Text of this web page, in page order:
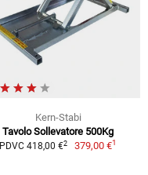
Kern-Stabi
Tavolo Sollevatore 500Kg
PDVC 418,00 €2 379,00 €1